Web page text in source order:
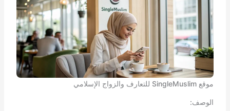
موقع SingleMuslim للتعارف والزواج الإسلامي
الوصف: